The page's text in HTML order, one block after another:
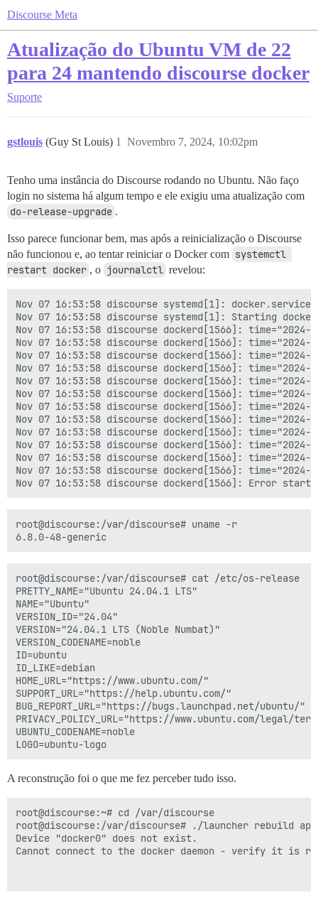
Discourse Meta
Atualização do Ubuntu VM de 22
para 24 mantendo discourse docker
Suporte
gstlouis (Guy St Louis) Novembro 7, 2024, 10:02pm
1
Tenho uma instância do Discourse rodando no Ubuntu. Não faço
login no sistema há algum tempo e ele exigiu uma atualização com
do-release-upgrade .
Isso parece funcionar bem, mas após a reinicialização o Discourse
não funcionou e, ao tentar reiniciar o Docker com systemctl
restart docker , o journalctl revelou:
Nov 07 16:53:58 discourse systemd[1]:
Nov 07 16:53:58 discourse systemd[1]: Starting
Nov 07 16:53:58 discourse dockerd[1566]:
Nov 07 16:53:58 discourse dockerd[1566]: time="2024-
Nov 07 16:53:58 discourse dockerd[1566]:
Nov 07 16:53:58 discourse dockerd[1566]: time="2024-
Nov 07 16:53:58 discourse dockerd[1566]:
Nov 07 16:53:58 discourse dockerd[1566]:
Nov 07 16:53:58 discourse dockerd[1566]:
Nov 07 16:53:58 discourse dockerd[1566]:
Nov 07 16:53:58 discourse dockerd[1566]:
Nov 07 16:53:58 discourse dockerd[1566]:
Nov 07 16:53:58 discourse dockerd[1566]:
Nov 07 16:53:58 discourse dockerd[1566]:
root@discourse:/var/discourse# uname -r
root@discourse:/var/discourse# cat /etc/os-release
PRETTY_NAME="Ubuntu 24.04.1 LTS"
NAME="Ubuntu"
VERSION_ID="24.04"
VERSION="24.04.1 LTS (Noble Numbat)"
VERSION_CODENAME=noble
ID=ubuntu
ID_LIKE=debian
HOME_URL="https://www.ubuntu.com/"
SUPPORT_URL="https://help.ubuntu.com/"
BUG_REPORT_URL="https://bugs.launchpad.net/ubuntu/"
PRIVACY_POLICY_URL="https://www.ubuntu.com/
UBUNTU_CODENAME=noble
A reconstrução foi o que me fez perceber tudo isso.
root@discourse:~# cd /var/discourse
root@discourse:/var/discourse# ./launcher rebuild app
Device "docker0" does not exist.
Cannot connect to the docker daemon - verify it is